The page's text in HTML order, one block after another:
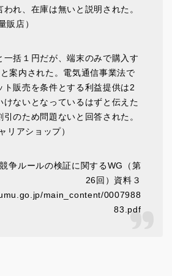
れ、在庫は無いと説明された。
販店）
一括１円だが、端末のみで購入す
案内された。電気通信事業法で
ト販売を条件とする利益提供は2
けないとなっているはずと伝えた
引のため問題ないと回答された。
リアショップ）
争ルールの検証に関するWG（第
26回）資料３
main_content/0007988
83.pdf